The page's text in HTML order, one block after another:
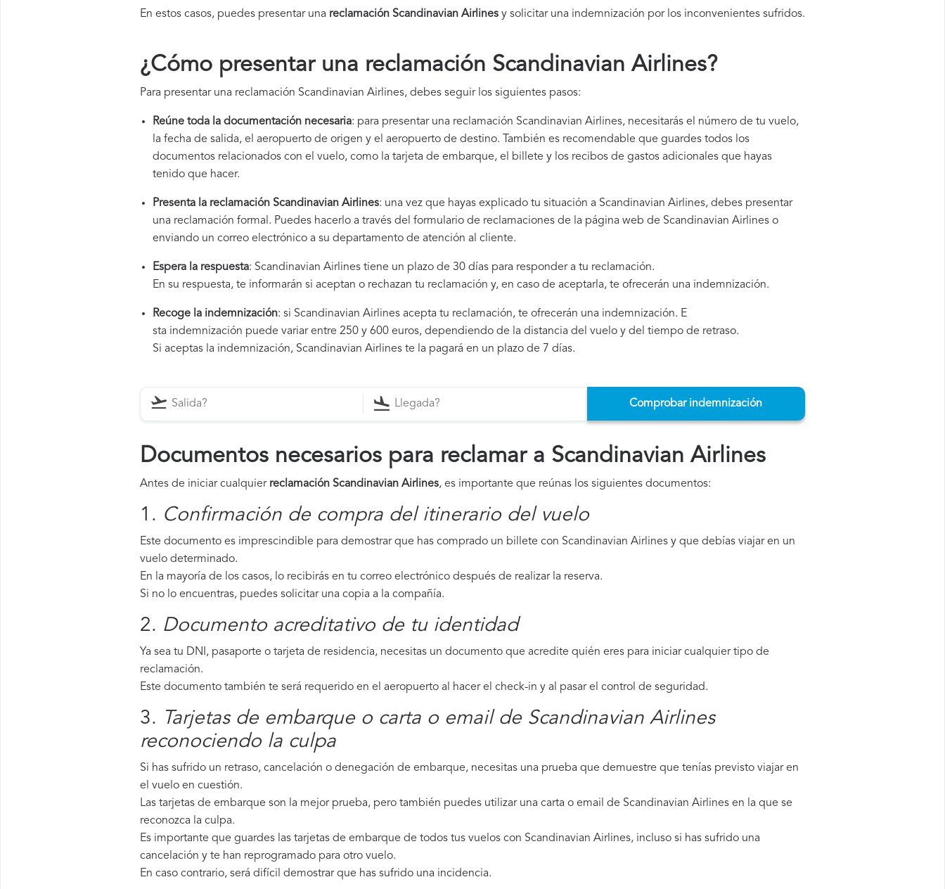
En estos casos, puedes presentar una reclamación Scandinavian Airlines​ y solicitar una indemnización por los inconvenientes sufridos.
¿Cómo presentar una reclamación Scandinavian Airlines?
Para presentar una reclamación Scandinavian Airlines, debes seguir los siguientes pasos:
Reúne toda la documentación necesaria: para presentar una reclamación Scandinavian Airlines, necesitarás el número de tu vuelo,
la fecha de salida, el aeropuerto de origen y el aeropuerto de destino. También es recomendable que guardes todos los
documentos relacionados con el vuelo, como la tarjeta de embarque, el billete y los recibos de gastos adicionales que hayas
tenido que hacer.
Presenta la reclamación Scandinavian Airlines: una vez que hayas explicado tu situación a Scandinavian Airlines, debes presentar
una reclamación formal. Puedes hacerlo a través del formulario de reclamaciones de la página web de Scandinavian Airlines o
enviando un correo electrónico a su departamento de atención al cliente.
Espera la respuesta: Scandinavian Airlines tiene un plazo de 30 días para responder a tu reclamación.
En su respuesta, te informarán si aceptan o rechazan tu reclamación y, en caso de aceptarla, te ofrecerán una indemnización.
Recoge la indemnización: si Scandinavian Airlines acepta tu reclamación, te ofrecerán una indemnización. E
sta indemnización puede variar entre 250 y 600 euros, dependiendo de la distancia del vuelo y del tiempo de retraso.
Si aceptas la indemnización, Scandinavian Airlines te la pagará en un plazo de 7 días.
Comprobar indemnización
Documentos necesarios para reclamar a Scandinavian Airlines
Antes de iniciar cualquier reclamación Scandinavian Airlines, es importante que reúnas los siguientes documentos:
1. Confirmación de compra del itinerario del vuelo
Este documento es imprescindible para demostrar que has comprado un billete con Scandinavian Airlines y que debías viajar en un
vuelo determinado.
En la mayoría de los casos, lo recibirás en tu correo electrónico después de realizar la reserva.
Si no lo encuentras, puedes solicitar una copia a la compañía.
2. Documento acreditativo de tu identidad
Ya sea tu DNI, pasaporte o tarjeta de residencia, necesitas un documento que acredite quién eres para iniciar cualquier tipo de
reclamación.
Este documento también te será requerido en el aeropuerto al hacer el check-in y al pasar el control de seguridad.
3.
Tarjetas de embarque o carta o email de Scandinavian Airlines
reconociendo la culpa
Si has sufrido un retraso, cancelación o denegación de embarque, necesitas una prueba que demuestre que tenías previsto viajar en
el vuelo en cuestión.
Las tarjetas de embarque son la mejor prueba, pero también puedes utilizar una carta o email de Scandinavian Airlines en la que se
reconozca la culpa.
Es importante que guardes las tarjetas de embarque de todos tus vuelos con Scandinavian Airlines, incluso si has sufrido una
cancelación y te han reprogramado para otro vuelo.
En caso contrario, será difícil demostrar que has sufrido una incidencia.